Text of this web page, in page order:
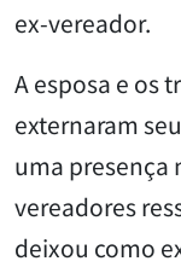
ex-vereador.
A esposa e os
externaram
uma presença
vereadores
deixou como